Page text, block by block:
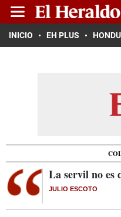
INICIO EH PLUS
La servil no es
JULIO ESCOTO